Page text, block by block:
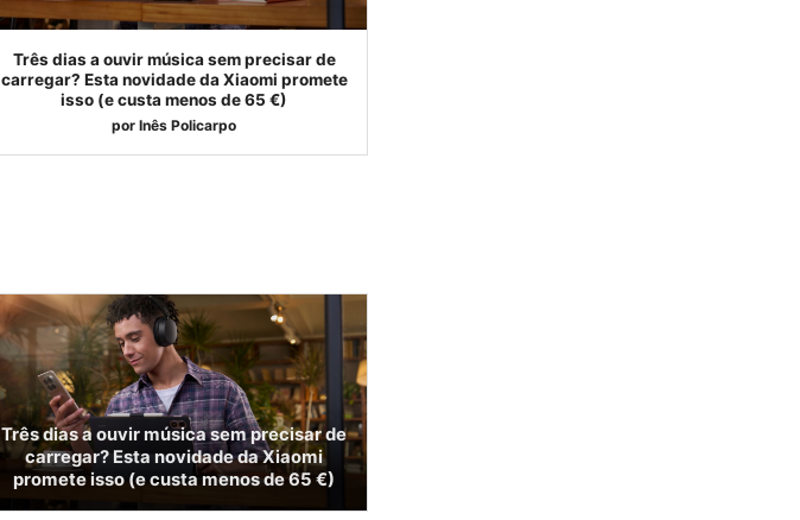
Três dias a ouvir música sem precisar de
carregar? Esta novidade da Xiaomi promete
isso (e custa menos de 65 €)
por Inês Policarpo
Três dias a ouvir música sem precisar de
carregar? Esta novidade da Xiaomi
promete isso (e custa menos de 65 €)